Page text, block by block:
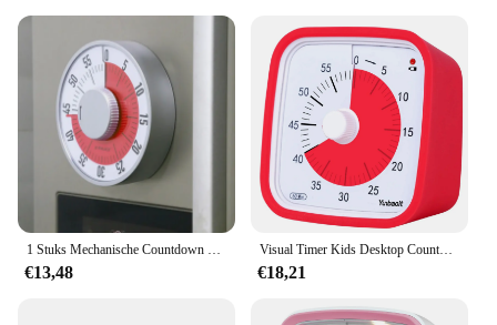
€13,48
Visual Timer Kids Desktop Countdown Klok Kan Worden Gebruikt In De Klas Home Learning Tools Taakherinneringen Thuis En Keuken Timer
€18,21